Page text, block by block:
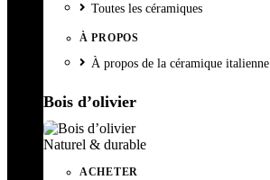
Toutes les céramiques
À PROPOS
À propos de la céramique italienne
Bois d’olivier
Naturel & durable
ACHETER